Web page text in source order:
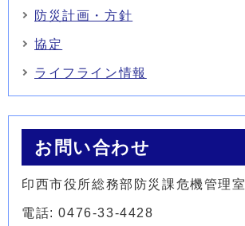
防災計画・方針
協定
ライフライン情報
お問い合わせ
印西市役所総務部防災課危機管理室
電話: 0476-33-4428